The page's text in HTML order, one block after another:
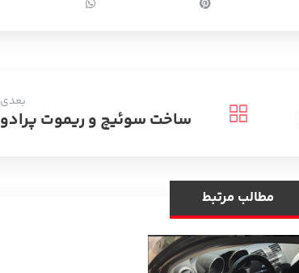
بعدی
ساخت سوئیچ و ریموت پرادو
مطالب مرتبط